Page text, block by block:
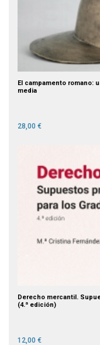
El campamento romano:
media
28,00 €
Derecho mercantil.
(4.ª edición)
12,00 €